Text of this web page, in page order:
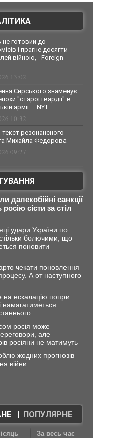
готовий до
і прагне досягти
війною, - Foreign
13:02
Сирського знаменує
"старої гвардії" в
армії — NYT
10:32
резонансного
Михайла Федорова
09:27
далекобійні санкції
сісти за стіл
удари України по
болючими, що
поновити
чекати поновлення
А от наступного
на ескалацію попри
намагатиметься
росія може
але
росіяни не матимуть
жодних прогнозів
війни
| ПОПУЛЯРНЕ
За весь час